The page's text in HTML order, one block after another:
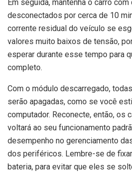
Em seguida, mantenha o carro
desconectados por cerca de 10
corrente residual do veículo se
valores muito baixos de tensão,
esperar durante esse tempo para
completo.
Com o módulo descarregado,
serão apagadas, como se você
computador. Reconecte, então, os
voltará ao seu funcionamento
desempenho no gerenciamento
dos periféricos. Lembre-se de
bateria, para evitar que eles se